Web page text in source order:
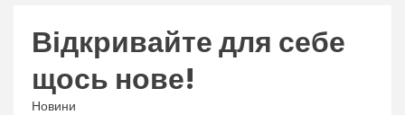
Відкривайте для себе
щось нове!
Новини